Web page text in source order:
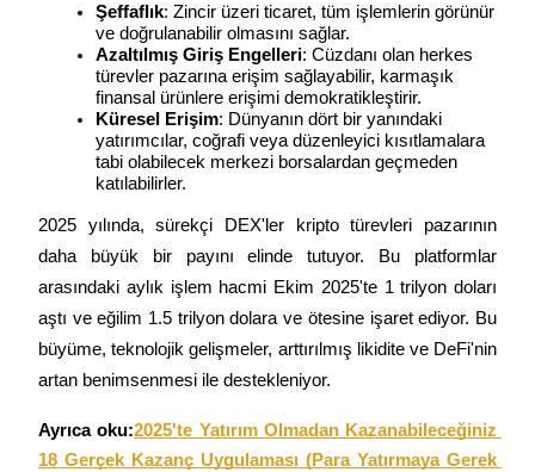
Bilgi
Ticaret bilgileri vb. dahil olmak üzere büyük veri analizi.
Şeffaflık: Zincir üzeri ticaret, tüm işlemlerin görünür
ve doğrulanabilir olmasını sağlar.
Azaltılmış Giriş Engelleri: Cüzdanı olan herkes
türevler pazarına erişim sağlayabilir, karmaşık
finansal ürünlere erişimi demokratikleştirir.
Küresel Erişim: Dünyanın dört bir yanındaki
yatırımcılar, coğrafi veya düzenleyici kısıtlamalara
tabi olabilecek merkezi borsalardan geçmeden
katılabilirler.
2025 yılında, sürekçi DEX'ler kripto türevleri pazarının
daha büyük bir payını elinde tutuyor. Bu platformlar
arasındaki aylık işlem hacmi Ekim 2025'te 1 trilyon doları
aştı ve eğilim 1.5 trilyon dolara ve ötesine işaret ediyor. Bu
büyüme, teknolojik gelişmeler, arttırılmış likidite ve DeFi'nin
artan benimsenmesi ile destekleniyor.
Ayrıca oku:2025'te Yatırım Olmadan Kazanabileceğiniz
18 Gerçek Kazanç Uygulaması (Para Yatırmaya Gerek